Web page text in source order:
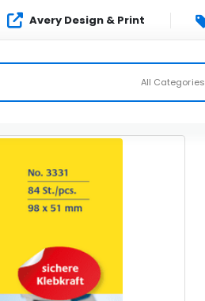
Avery Design & Print
All Categories